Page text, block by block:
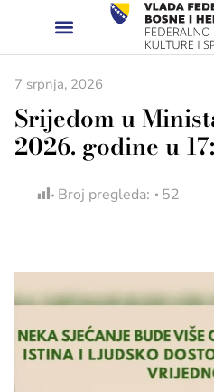
7 srpnja, 2026
Srijedom u
2026. godine u
Broj pregleda: 52